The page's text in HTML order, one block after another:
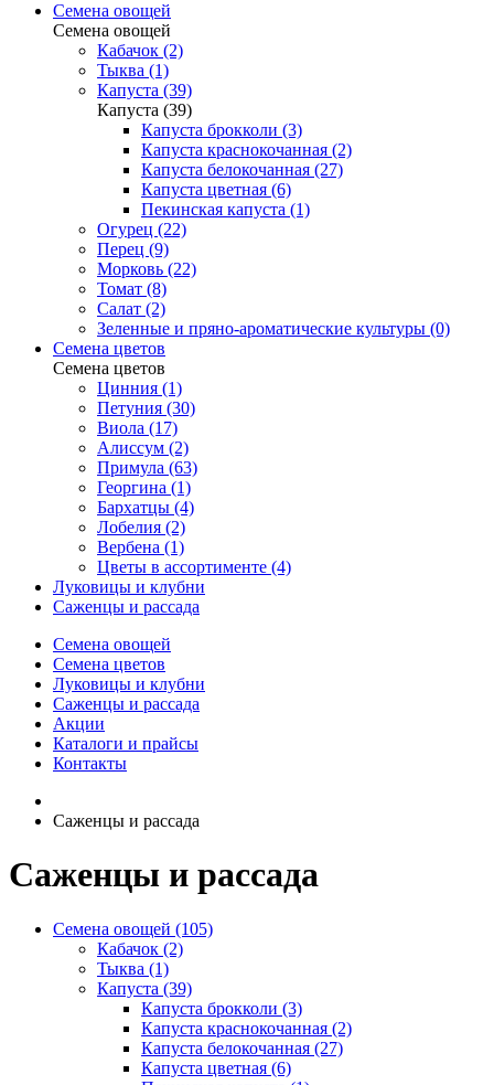
Семена овощей
Семена овощей
Кабачок (2)
Тыква (1)
Капуста (39)
Капуста (39)
Капуста брокколи (3)
Капуста краснокочанная (2)
Капуста белокочанная (27)
Капуста цветная (6)
Пекинская капуста (1)
Огурец (22)
Перец (9)
Морковь (22)
Томат (8)
Салат (2)
Зеленные и пряно-ароматические культуры (0)
Семена цветов
Семена цветов
Цинния (1)
Петуния (30)
Виола (17)
Алиссум (2)
Примула (63)
Георгина (1)
Бархатцы (4)
Лобелия (2)
Вербена (1)
Цветы в ассортименте (4)
Луковицы и клубни
Саженцы и рассада
Семена овощей
Семена цветов
Луковицы и клубни
Саженцы и рассада
Акции
Каталоги и прайсы
Контакты
Саженцы и рассада
Саженцы и рассада
Семена овощей (105)
Кабачок (2)
Тыква (1)
Капуста (39)
Капуста брокколи (3)
Капуста краснокочанная (2)
Капуста белокочанная (27)
Капуста цветная (6)